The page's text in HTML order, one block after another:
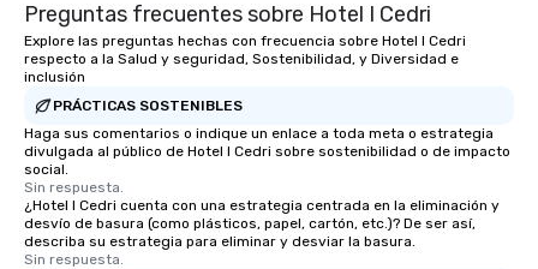
Preguntas frecuentes sobre Hotel I Cedri
Explore las preguntas hechas con frecuencia sobre Hotel I Cedri
respecto a la Salud y seguridad, Sostenibilidad, y Diversidad e
inclusión
PRÁCTICAS SOSTENIBLES
Haga sus comentarios o indique un enlace a toda meta o estrategia
divulgada al público de Hotel I Cedri sobre sostenibilidad o de impacto
social.
Sin respuesta.
¿Hotel I Cedri cuenta con una estrategia centrada en la eliminación y
desvío de basura (como plásticos, papel, cartón, etc.)? De ser así,
describa su estrategia para eliminar y desviar la basura.
Sin respuesta.